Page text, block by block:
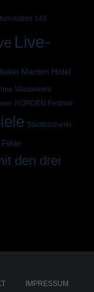
143
Live-
Maritim Hotel
Wiederkehr
NORDEN Festival
Stadtbücherei
den drei
IMPRESSUM